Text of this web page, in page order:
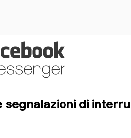
segnalazioni di